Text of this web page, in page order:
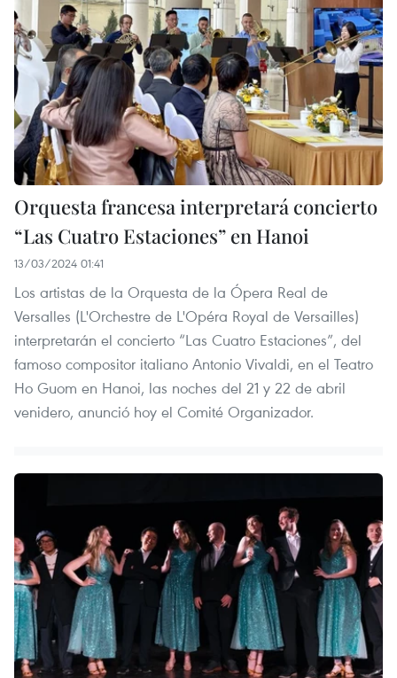
Orquesta francesa interpretará concierto
“Las Cuatro Estaciones” en Hanoi
13/03/2024 01:41
Los artistas de la Orquesta de la Ópera Real de
Versalles (L'Orchestre de L'Opéra Royal de Versailles)
interpretarán el concierto “Las Cuatro Estaciones”, del
famoso compositor italiano Antonio Vivaldi, en el Teatro
Ho Guom en Hanoi, las noches del 21 y 22 de abril
venidero, anunció hoy el Comité Organizador.